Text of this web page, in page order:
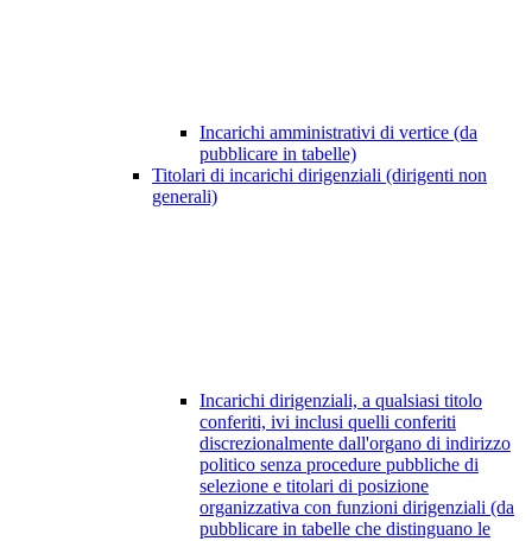
Incarichi amministrativi di vertice (da
pubblicare in tabelle)
Titolari di incarichi dirigenziali (dirigenti non
generali)
Incarichi dirigenziali, a qualsiasi titolo
conferiti, ivi inclusi quelli conferiti
discrezionalmente dall'organo di indirizzo
politico senza procedure pubbliche di
selezione e titolari di posizione
organizzativa con funzioni dirigenziali (da
pubblicare in tabelle che distinguano le